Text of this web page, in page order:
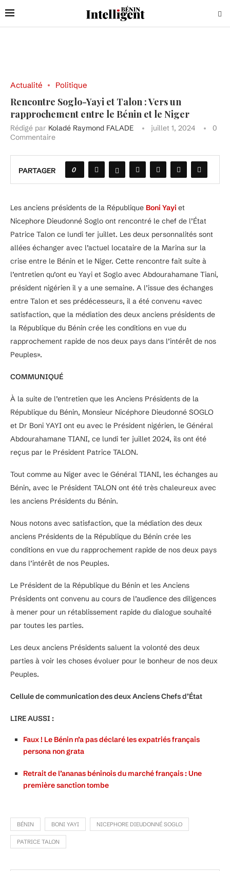
Actualité Politique
Rencontre Soglo-Yayi et Talon : Vers un
rapprochement entre le Bénin et le Niger
Rédigé par Koladé Raymond FALADE juillet 1, 2024
0
Commentaire
PARTAGER 0
Les anciens présidents de la République Boni Yayi et
Nicephore Dieudonné Soglo ont rencontré le chef de l’État
Patrice Talon ce lundi 1er juillet. Les deux personnalités sont
allées échanger avec l’actuel locataire de la Marina sur la
crise entre le Bénin et le Niger. Cette rencontre fait suite à
l’entretien qu’ont eu Yayi et Soglo avec Abdourahamane Tiani,
président nigérien il y a une semaine. A l’issue des échanges
entre Talon et ses prédécesseurs, il a été convenu «avec
satisfaction, que la médiation des deux anciens présidents de
la République du Bénin crée les conditions en vue du
rapprochement rapide de nos deux pays dans l’intérêt de nos
Peuples».
COMMUNIQUÉ
À la suite de l’entretien que les Anciens Présidents de la
République du Bénin, Monsieur Nicéphore Dieudonné SOGLO
et Dr Boni YAYI ont eu avec le Président nigérien, le Général
Abdourahamane TIANI, ce lundi 1er juillet 2024, ils ont été
reçus par le Président Patrice TALON.
Tout comme au Niger avec le Général TIANI, les échanges au
Bénin, avec le Président TALON ont été très chaleureux avec
les anciens Présidents du Bénin.
Nous notons avec satisfaction, que la médiation des deux
anciens Présidents de la République du Bénin crée les
conditions en vue du rapprochement rapide de nos deux pays
dans l’intérêt de nos Peuples.
Le Président de la République du Bénin et les Anciens
Présidents ont convenu au cours de l’audience des diligences
à mener pour un rétablissement rapide du dialogue souhaité
par toutes les parties.
Les deux anciens Présidents saluent la volonté des deux
parties à voir les choses évoluer pour le bonheur de nos deux
Peuples.
Cellule de communication des deux Anciens Chefs d’État
LIRE AUSSI :
Faux ! Le Bénin n’a pas déclaré les expatriés français
persona non grata
Retrait de l’ananas béninois du marché français : Une
première sanction tombe
BÉNIN BONI YAYI NICEPHORE DIEUDONNÉ SOGLO
PATRICE TALON